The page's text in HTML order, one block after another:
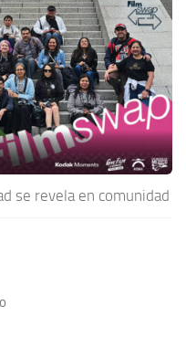
se revela en comunidad